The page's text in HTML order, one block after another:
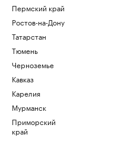
Пермский край
Ростов-на-Дону
Татарстан
Тюмень
Черноземье
Кавказ
Карелия
Мурманск
Приморский
край